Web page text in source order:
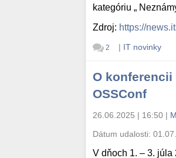
kategóriu „
Zdroj: https://
2 | IT novinky
O
OSSConf
26.06.2025 | 16:50 |
Dátum udalosti:
V dňoch 1. – 3.